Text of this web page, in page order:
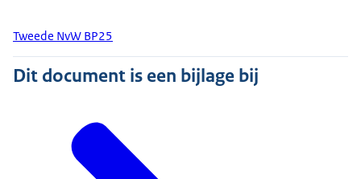
Tweede NvW BP25
Dit document is een bijlage bij